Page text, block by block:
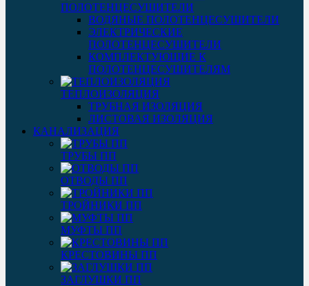
ПОЛОТЕНЦЕСУШИТЕЛИ
ВОДЯНЫЕ ПОЛОТЕНЦЕСУШИТЕЛИ
ЭЛЕКТРИЧЕСКИЕ
ПОЛОТЕНЦЕСУШИТЕЛИ
КОМПЛЕКТУЮЩИЕ К
ПОЛОТЕНЦЕСУШИТЕЛЯМ
ТЕПЛОИЗОЛЯЦИЯ
ТРУБНАЯ ИЗОЛЯЦИЯ
ЛИСТОВАЯ ИЗОЛЯЦИЯ
КАНАЛИЗАЦИЯ
ТРУБЫ ПП
ОТВОДЫ ПП
ТРОЙНИКИ ПП
МУФТЫ ПП
КРЕСТОВИНЫ ПП
ЗАГЛУШКИ ПП